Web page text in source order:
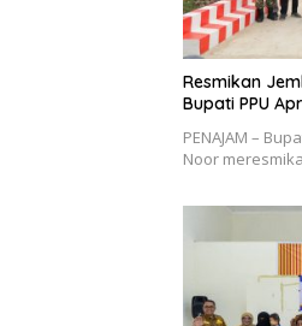
Resmikan
Bupati PPU
PENAJAM –
Noor